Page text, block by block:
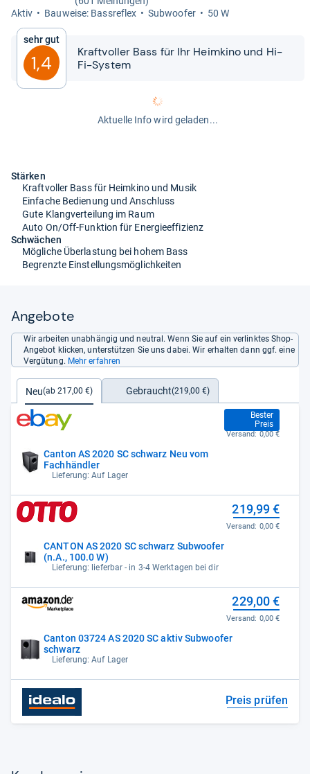
Aktiv
Bau­weise: Bass­re­flex Sub­woofer 50 W
Sehr gut
1,4
Kraft­vol­ler Bass für Ihr Heim­kino und Hi-​​
Fi-​​Sys­tem
Aktuelle Info wird geladen...
Stärken
Kraftvoller Bass für Heimkino und Musik
Einfache Bedienung und Anschluss
Gute Klangverteilung im Raum
Auto On/Off-Funktion für Energieeffizienz
Schwächen
Mögliche Überlastung bei hohem Bass
Begrenzte Einstellungsmöglichkeiten
Angebote
Wir arbeiten unabhängig und neutral. Wenn Sie auf ein verlinktes Shop-
Angebot klicken, unterstützen Sie uns dabei. Wir erhalten dann ggf. eine
Vergütung. Mehr erfahren
Neu(ab 217,00 €) Gebraucht(219,00 €)
Canton AS 2020 SC schwarz Neu vom
Fachhändler
Lieferung: Auf Lager
Bester
Preis
217,00 €
Versand: 0,00 €
CANTON AS 2020 SC schwarz Subwoofer
(n.A., 100.0 W)
Lieferung: lieferbar - in 3-4 Werktagen bei dir
219,99 €
Versand: 0,00 €
Canton 03724 AS 2020 SC aktiv Subwoofer
schwarz
Lieferung: Auf Lager
229,00 €
Versand: 0,00 €
Preis prüfen